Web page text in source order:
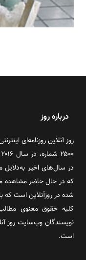
درباره روز
در سال‌های اخیر
که در حال حاضر مشاهده
شده در روزآنلاین است که
کلیه حقوق معنوی
نویسندگان وب‌سایت روز
است.